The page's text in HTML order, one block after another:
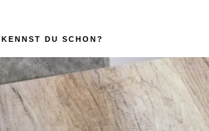
KENNST DU SCHON?